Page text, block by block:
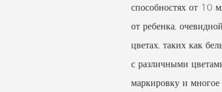
способностях от 10
от ребенка,
цветах, таких как
с различными
маркировку и многое